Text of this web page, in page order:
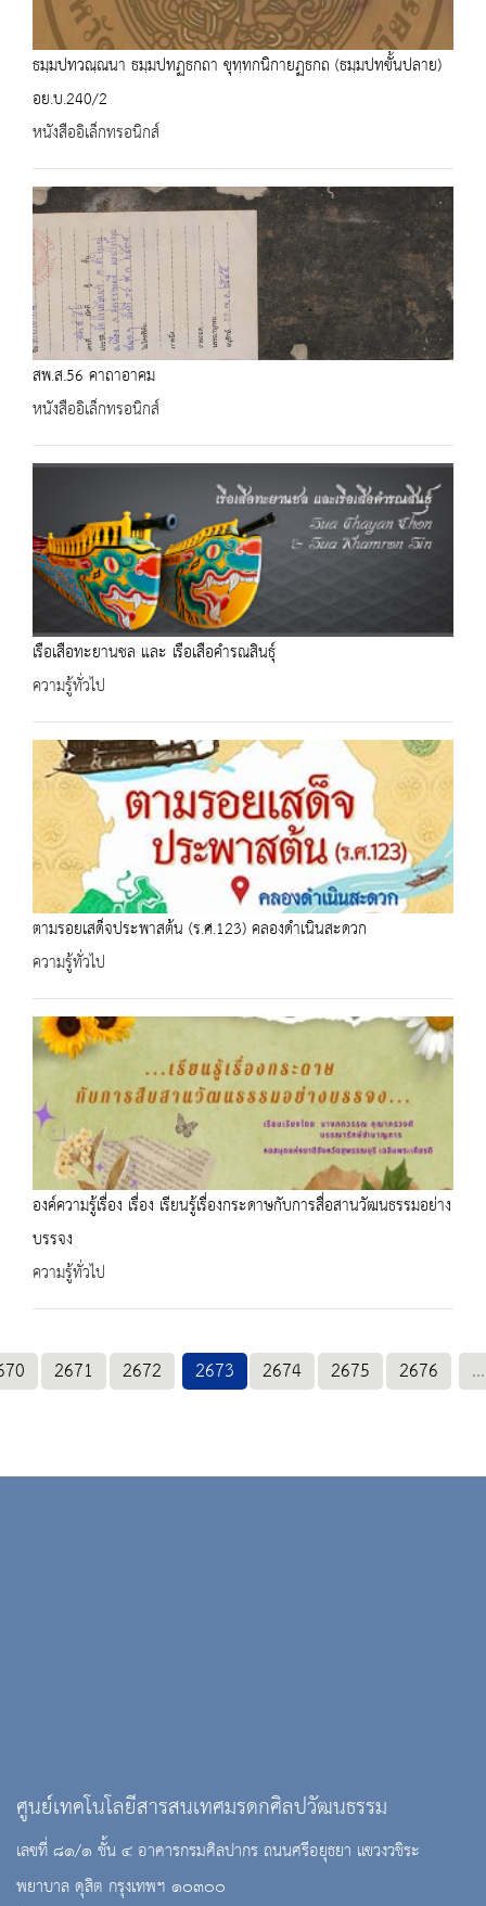
ธมฺมปทวณฺณนา ธมฺมปทฏธกถา ขุทฺทกนิกายฏธกถ (ธมฺมปทขั้นปลาย)
อย.บ.240/2
หนังสืออิเล็กทรอนิกส์
สพ.ส.56 คาถาอาคม
หนังสืออิเล็กทรอนิกส์
เรือเสือทะยานชล และ เรือเสือคำรณสินธุ์
ความรู้ทั่วไป
ตามรอยเสด็จประพาสต้น (ร.ศ.123) คลองดำเนินสะดวก
ความรู้ทั่วไป
องค์ความรู้เรื่อง เรื่อง เรียนรู้เรื่องกระดาษกับการสื่อสานวัฒนธรรมอย่าง
บรรจง
ความรู้ทั่วไป
2671 2672 2673 2674 2675 2676 ...
ศูนย์เทคโนโลยีสารสนเทศมรดกศิลปวัฒนธรรม
เลขที่ ๘๑/๑ ชั้น ๔ อาคารกรมศิลปากร ถนนศรีอยุธยา แขวงวชิระ
พยาบาล ดุสิต กรุงเทพฯ ๑๐๓๐๐